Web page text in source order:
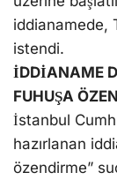
iddianamede,
istendi.
İDDİANAME
FUHUŞA
İstanbul
hazırlanan
özendirme”